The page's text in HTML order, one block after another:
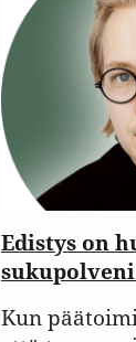
Edistys on
Kun